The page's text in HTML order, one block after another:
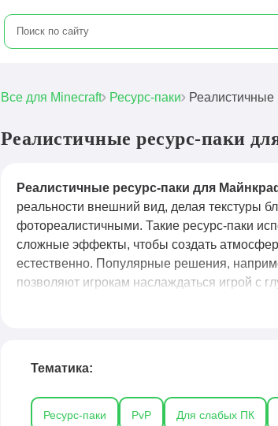
Все для Minecraft Ресурс-паки Реалистичные
Реалистичные ресурс-паки
Реалистичные ресурс-паки для
реальности внешний вид, делая текстуры
фотореалистичными. Такие ресурс-паки
сложные эффекты, чтобы создать
естественно. Популярные решения,
позволяют игрокам наслаждаться игрой с
Тематика:
Ресурс-паки PvP Для слабых ПК